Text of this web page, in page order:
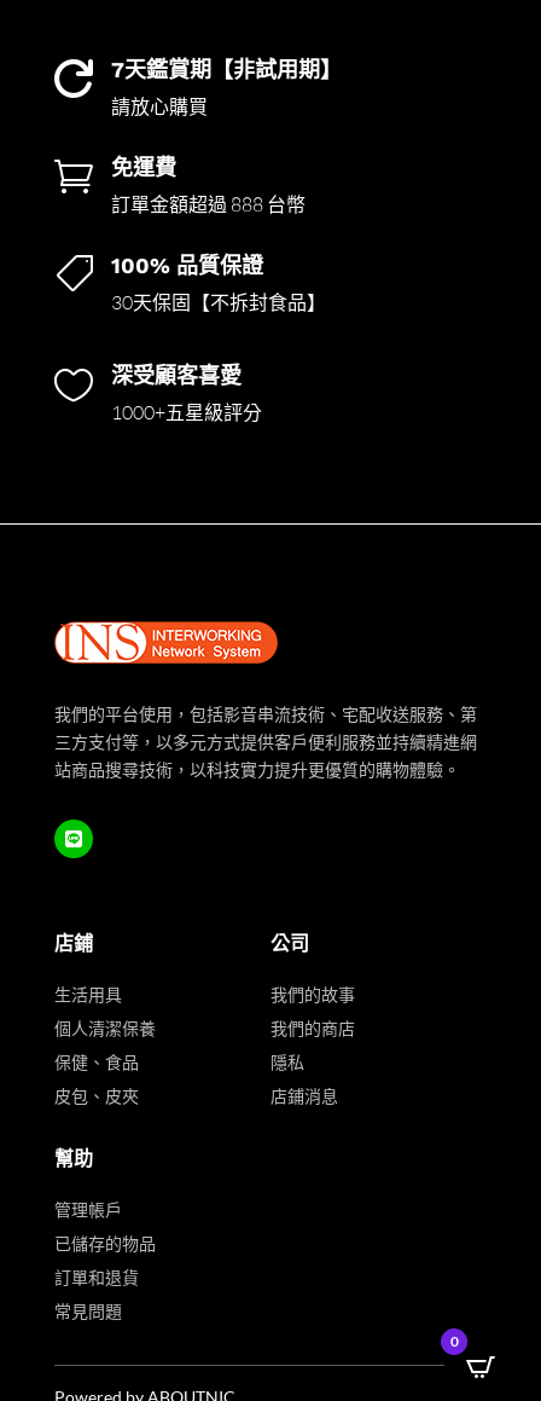
 7天鑑賞期【非試用期】
請放心購買
 免運費
訂單金額超過 888 台幣
 100% 品質保證
30天保固【不拆封食品】
 深受顧客喜愛
1000+五星級評分
我們的平台使用，包括影音串流技術、宅配收送服務、第
三方支付等，以多元方式提供客戶便利服務並持續精進網
站商品搜尋技術，以科技實力提升更優質的購物體驗。
店鋪
生活用具
個人清潔保養
保健、食品
皮包、皮夾
公司
我們的故事
我們的商店
隱私
店鋪消息
幫助
管理帳戶
已儲存的物品
訂單和退貨
常見問題
0